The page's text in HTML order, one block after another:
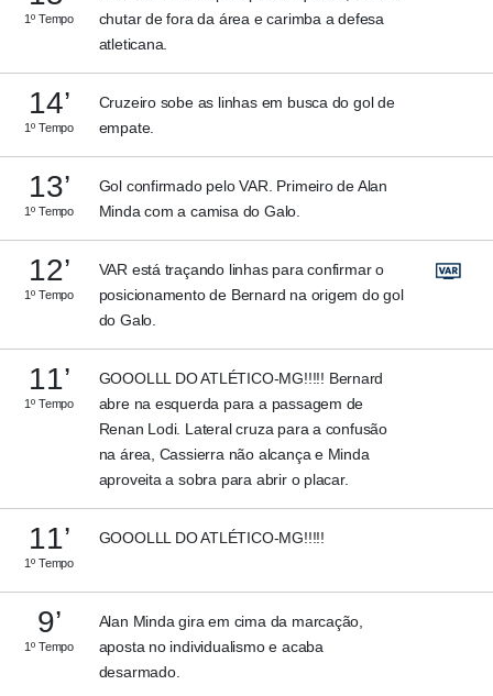
1º Tempo
chutar de fora da área e carimba a defesa
atleticana.
14’
1º Tempo
Cruzeiro sobe as linhas em busca do gol de
empate.
13’
1º Tempo
Gol confirmado pelo VAR. Primeiro de Alan
Minda com a camisa do Galo.
12’
1º Tempo
VAR está traçando linhas para confirmar o
posicionamento de Bernard na origem do gol
do Galo.
11’
1º Tempo
GOOOLLL DO ATLÉTICO-MG!!!!! Bernard
abre na esquerda para a passagem de
Renan Lodi. Lateral cruza para a confusão
na área, Cassierra não alcança e Minda
aproveita a sobra para abrir o placar.
11’
1º Tempo
GOOOLLL DO ATLÉTICO-MG!!!!!
9’
1º Tempo
Alan Minda gira em cima da marcação,
aposta no individualismo e acaba
desarmado.